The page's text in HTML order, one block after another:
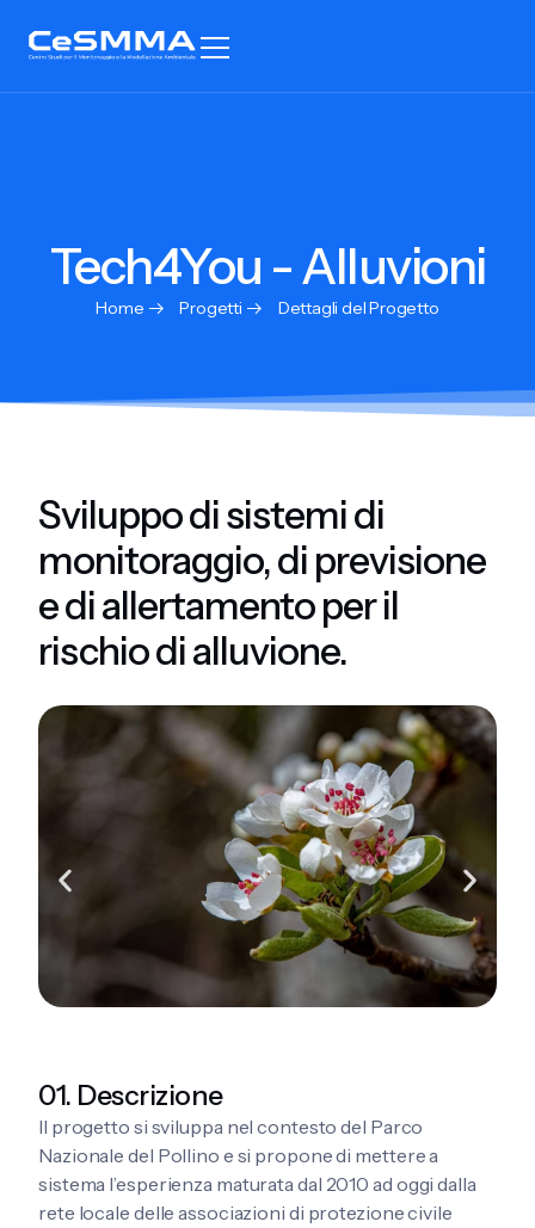
Tech4You - Alluvioni
Home Progetti Dettagli del Progetto
Sviluppo di sistemi di
monitoraggio, di previsione
e di allertamento per il
rischio di alluvione.
01. Descrizione
Il progetto si sviluppa nel contesto del Parco
Nazionale del Pollino e si propone di mettere a
sistema l’esperienza maturata dal 2010 ad oggi dalla
rete locale delle associazioni di protezione civile